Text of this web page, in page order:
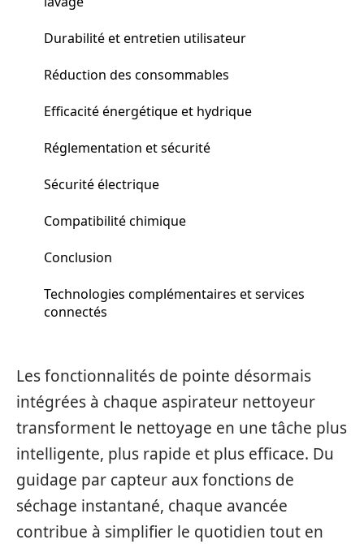
Durabilité et entretien utilisateur
Réduction des consommables
Efficacité énergétique et hydrique
Réglementation et sécurité
Sécurité électrique
Compatibilité chimique
Conclusion
Technologies complémentaires et services
connectés
Les fonctionnalités de pointe désormais
intégrées à chaque aspirateur nettoyeur
transforment le nettoyage en une tâche plus
intelligente, plus rapide et plus efficace. Du
guidage par capteur aux fonctions de
séchage instantané, chaque avancée
contribue à simplifier le quotidien tout en